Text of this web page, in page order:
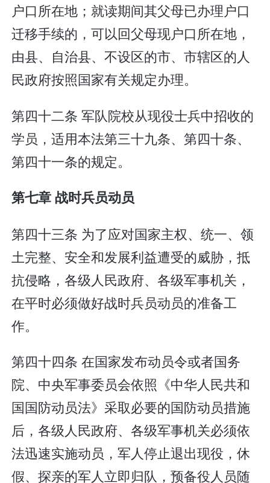
户口所在地；就读期间其父母已办理户口
迁移手续的，可以回父母现户口所在地，
由县、自治县、不设区的市、市辖区的人
民政府按照国家有关规定办理。
第四十二条 军队院校从现役士兵中招收的
学员，适用本法第三十九条、第四十条、
第四十一条的规定。
第七章 战时兵员动员
第四十三条 为了应对国家主权、统一、领
土完整、安全和发展利益遭受的威胁，抵
抗侵略，各级人民政府、各级军事机关，
在平时必须做好战时兵员动员的准备工
作。
第四十四条 在国家发布动员令或者国务
院、中央军事委员会依照《中华人民共和
国国防动员法》采取必要的国防动员措施
后，各级人民政府、各级军事机关必须依
法迅速实施动员，军人停止退出现役，休
假、探亲的军人立即归队，预备役人员随